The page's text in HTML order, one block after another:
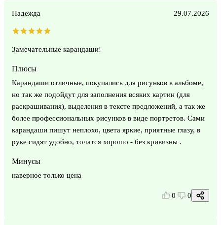
Надежда 29.07.2026
Замечательные карандаши!
Плюсы
Карандаши отличные, покупались для рисунков в альбоме,
но так же подойдут для заполнения всяких картин (для
раскрашивания), выделения в тексте предложений, а так же
более профессиональных рисунков в виде портретов. Сами
карандаши пишут неплохо, цвета яркие, приятные глазу, в
руке сидят удобно, точатся хорошо - без кривизны .
Минусы
наверное только цена
0 0